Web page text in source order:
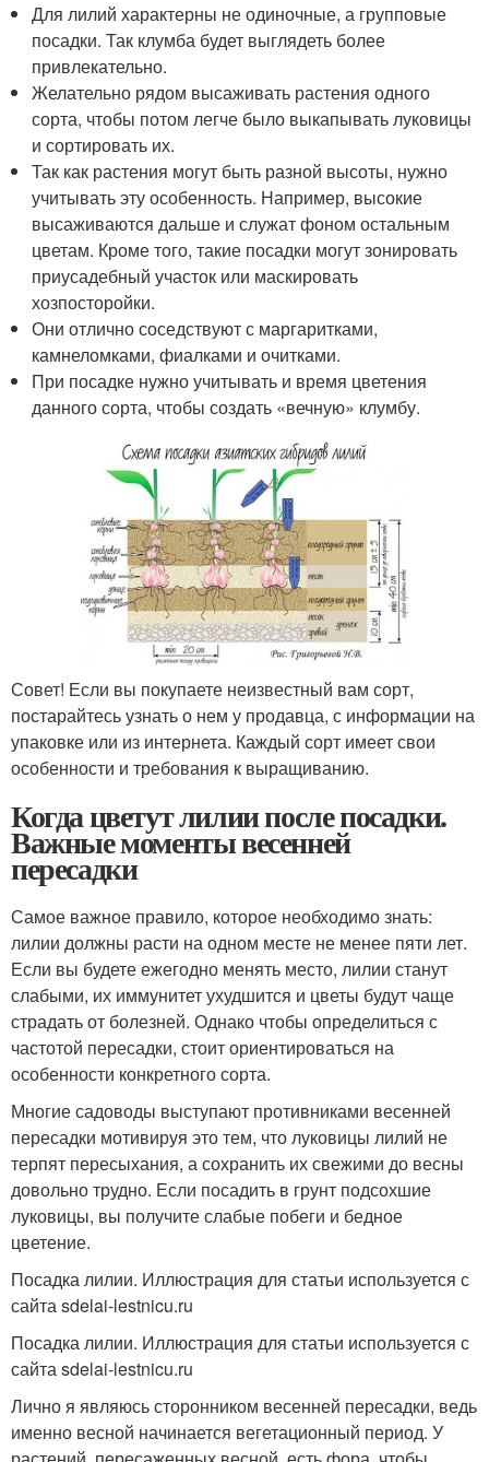
Для лилий характерны не одиночные, а групповые
посадки. Так клумба будет выглядеть более
привлекательно.
Желательно рядом высаживать растения одного
сорта, чтобы потом легче было выкапывать луковицы
и сортировать их.
Так как растения могут быть разной высоты, нужно
учитывать эту особенность. Например, высокие
высаживаются дальше и служат фоном остальным
цветам. Кроме того, такие посадки могут зонировать
приусадебный участок или маскировать
хозпосторойки.
Они отлично соседствуют с маргаритками,
камнеломками, фиалками и очитками.
При посадке нужно учитывать и время цветения
данного сорта, чтобы создать «вечную» клумбу.
Совет! Если вы покупаете неизвестный вам сорт,
постарайтесь узнать о нем у продавца, с информации на
упаковке или из интернета. Каждый сорт имеет свои
особенности и требования к выращиванию.
Когда цветут лилии после посадки.
Важные моменты весенней
пересадки
Самое важное правило, которое необходимо знать:
лилии должны расти на одном месте не менее пяти лет.
Если вы будете ежегодно менять место, лилии станут
слабыми, их иммунитет ухудшится и цветы будут чаще
страдать от болезней. Однако чтобы определиться с
частотой пересадки, стоит ориентироваться на
особенности конкретного сорта.
Многие садоводы выступают противниками весенней
пересадки мотивируя это тем, что луковицы лилий не
терпят пересыхания, а сохранить их свежими до весны
довольно трудно. Если посадить в грунт подсохшие
луковицы, вы получите слабые побеги и бедное
цветение.
Посадка лилии. Иллюстрация для статьи используется с
сайта sdelai-lestnicu.ru
Посадка лилии. Иллюстрация для статьи используется с
сайта sdelai-lestnicu.ru
Лично я являюсь сторонником весенней пересадки, ведь
именно весной начинается вегетационный период. У